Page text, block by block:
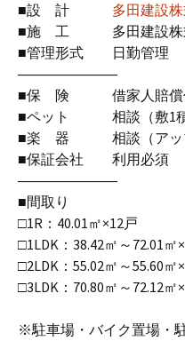
■設 計 多田建設
■施 工 多田建設株式
■管理形式 日勤管理
―――――――
■保 険 借家人賠償付
■ペット 相談（敷1積
■楽 器 相談（アップ
■保証会社 利用必須
―――――――
■間取り
□1R：40.01㎡×12戸
□1LDK：38.42㎡～72.01㎡
□2LDK：55.02㎡～55.60㎡
□3LDK：70.80㎡～72.12㎡
※駐車場・バイク置場・